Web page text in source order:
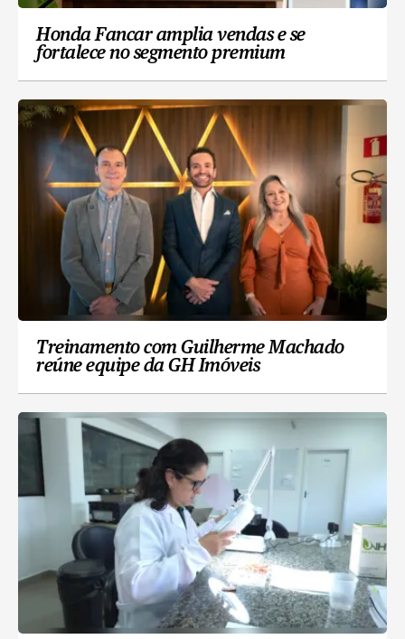
Honda Fancar amplia vendas e se
fortalece no segmento premium
Treinamento com Guilherme Machado
reúne equipe da GH Imóveis